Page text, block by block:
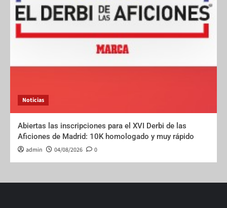
Noticias
Abiertas las inscripciones para el XVI Derbi de las
Aficiones de Madrid: 10K homologado y muy rápido
admin 04/08/2026 0